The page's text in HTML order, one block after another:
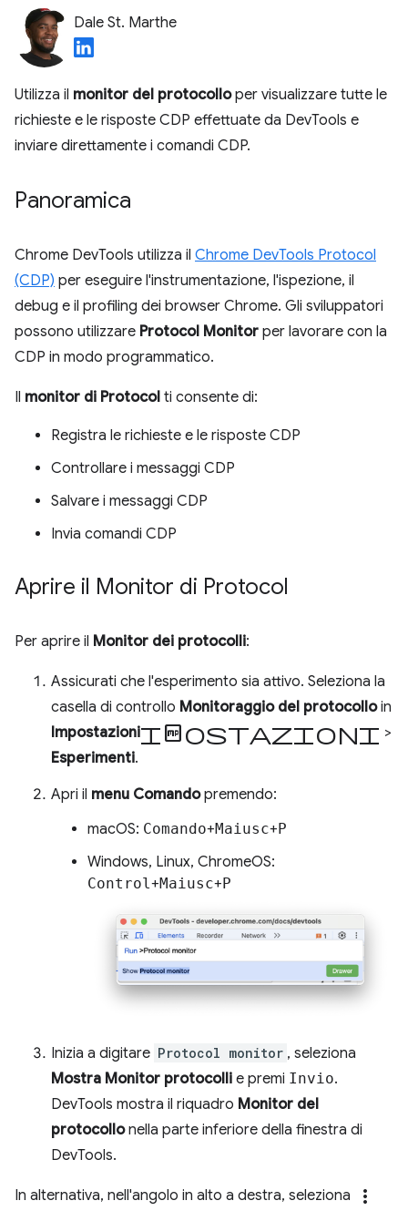
Dale St. Marthe
Utilizza il monitor del protocolloper visualizzare tutte le
richieste e le risposte CDP effettuate da DevTools e
inviare direttamente i comandi CDP.
Panoramica
Chrome DevTools utilizza il Chrome DevTools Protocol
(CDP) per eseguire l'instrumentazione, l'ispezione, il
debug e il profiling dei browser Chrome. Gli sviluppatori
possono utilizzare Protocol Monitor per lavorare con la
CDP in modo programmatico.
Il monitor di Protocol ti consente di:
Registra le richieste e le risposte CDP
Controllare i messaggi CDP
Salvare i messaggi CDP
Invia comandi CDP
Aprire il Monitor di Protocol
Per aprire il Monitor dei protocolli:
Assicurati che l'esperimento sia attivo. Seleziona la
casella di controllo Monitoraggio del protocolloin
Impostazioniimpostazioni >
Esperimenti.
Apri il menu Comandopremendo:
macOS: Comando+Maiusc+P
Windows, Linux, ChromeOS:
Control+Maiusc+P
Inizia a digitare Protocol monitor , seleziona
Mostra Monitor protocolli e premi Invio.
DevTools mostra il riquadro Monitor del
protocollonella parte inferiore della finestra di
DevTools.
In alternativa, nell'angolo in alto a destra, seleziona more_vert